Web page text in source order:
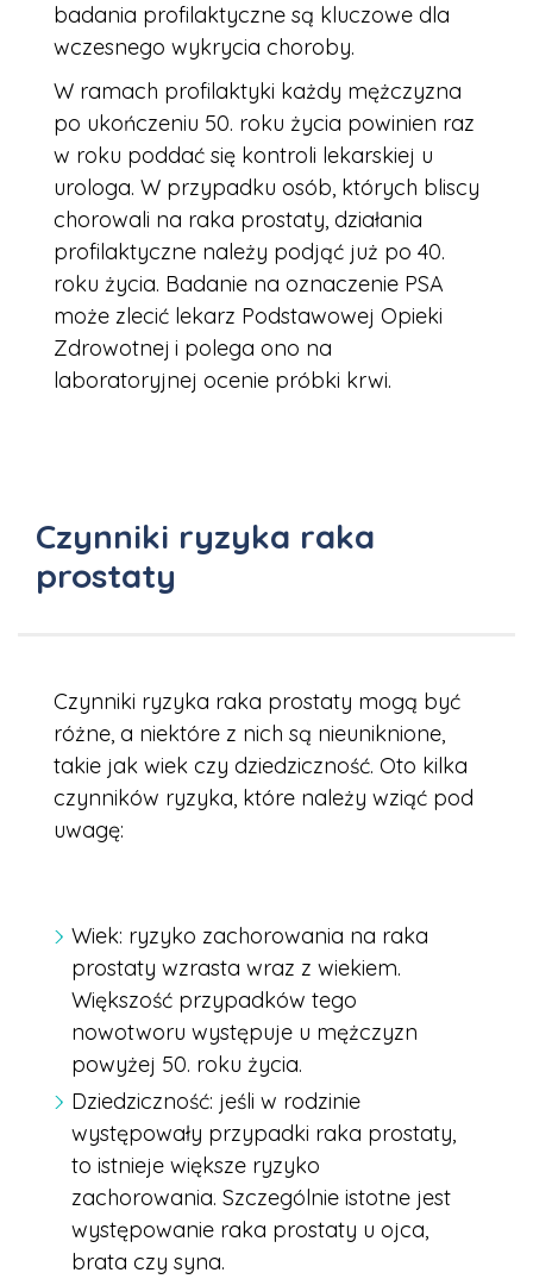
badania profilaktyczne są kluczowe dla
wczesnego wykrycia choroby.
W ramach profilaktyki każdy mężczyzna
po ukończeniu 50. roku życia powinien raz
w roku poddać się kontroli lekarskiej u
urologa. W przypadku osób, których bliscy
chorowali na raka prostaty, działania
profilaktyczne należy podjąć już po 40.
roku życia. Badanie na oznaczenie PSA
może zlecić lekarz Podstawowej Opieki
Zdrowotnej i polega ono na
laboratoryjnej ocenie próbki krwi.
Czynniki ryzyka raka
prostaty
Czynniki ryzyka raka prostaty mogą być
różne, a niektóre z nich są nieuniknione,
takie jak wiek czy dziedziczność. Oto kilka
czynników ryzyka, które należy wziąć pod
uwagę:
Wiek: ryzyko zachorowania na raka
prostaty wzrasta wraz z wiekiem.
Większość przypadków tego
nowotworu występuje u mężczyzn
powyżej 50. roku życia.
Dziedziczność: jeśli w rodzinie
występowały przypadki raka prostaty,
to istnieje większe ryzyko
zachorowania. Szczególnie istotne jest
występowanie raka prostaty u ojca,
brata czy syna.